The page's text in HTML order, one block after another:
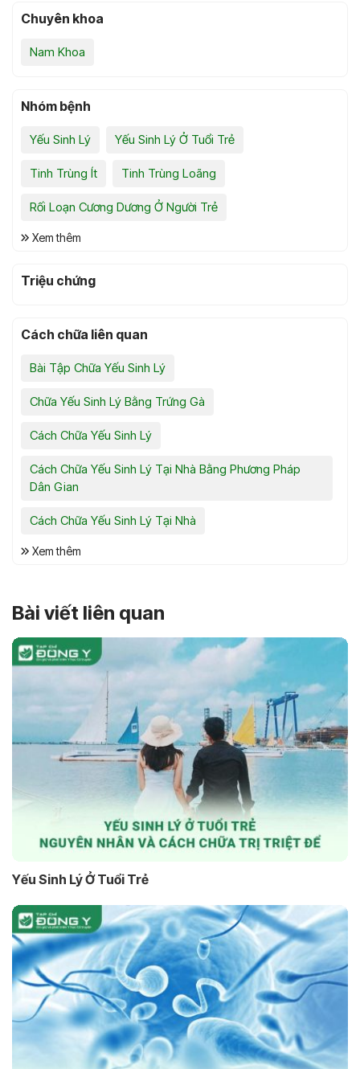
Chuyên khoa
Nam Khoa
Nhóm bệnh
Yếu Sinh Lý Yếu Sinh Lý Ở Tuổi Trẻ
Tinh Trùng Ít Tinh Trùng Loãng
Rối Loạn Cương Dương Ở Người Trẻ
Xem thêm
Triệu chứng
Cách chữa liên quan
Bài Tập Chữa Yếu Sinh Lý
Chữa Yếu Sinh Lý Bằng Trứng Gà
Cách Chữa Yếu Sinh Lý
Cách Chữa Yếu Sinh Lý Tại Nhà Bằng Phương Pháp
Dân Gian
Cách Chữa Yếu Sinh Lý Tại Nhà
Xem thêm
Bài viết liên quan
Yếu Sinh Lý Ở Tuổi Trẻ